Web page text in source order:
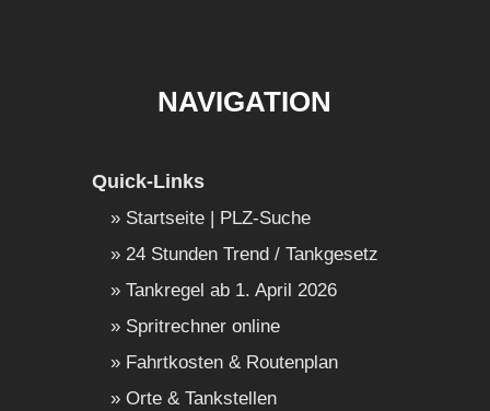
NAVIGATION
Quick-Links
Startseite | PLZ-Suche
24 Stunden Trend / Tankgesetz
Tankregel ab 1. April 2026
Spritrechner online
Fahrtkosten & Routenplan
Orte & Tankstellen